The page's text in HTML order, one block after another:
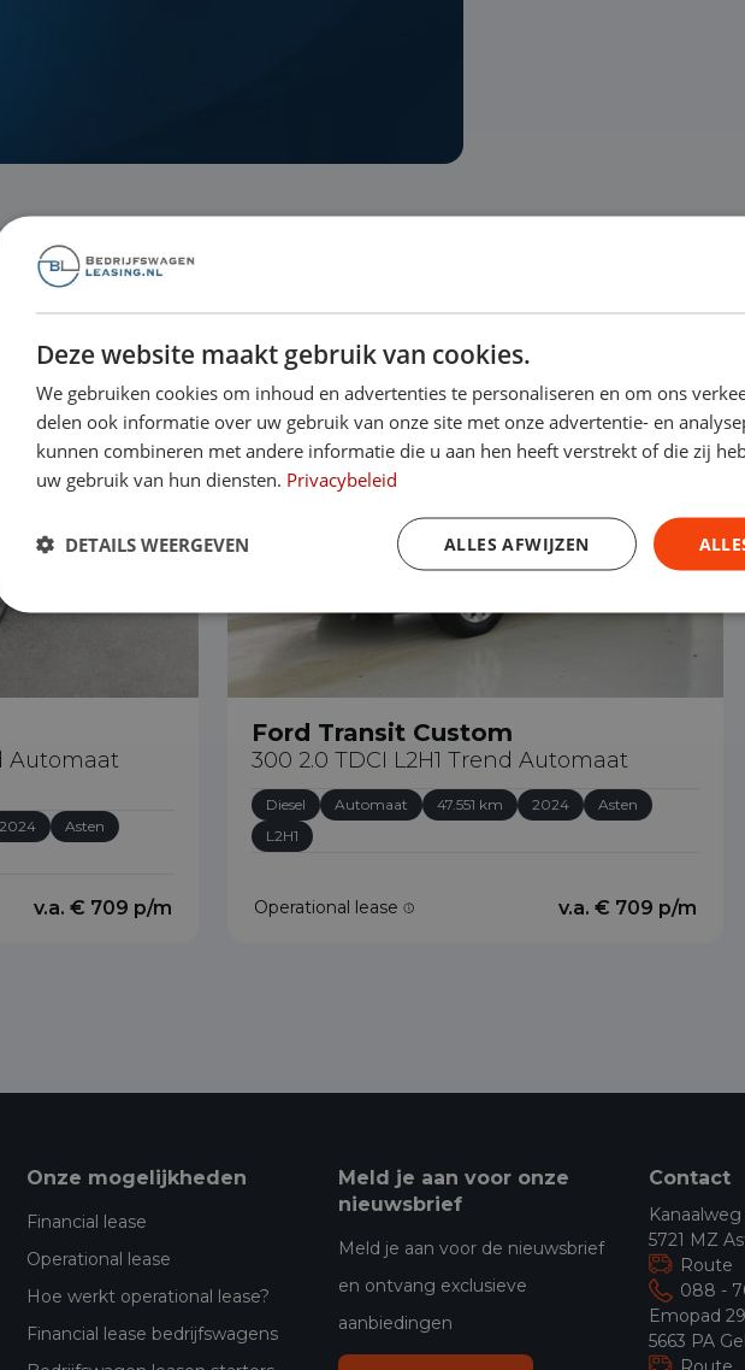
uit onze voorraad
Automaat
2024
Asten
v.a. € 709 p/m
€ 28.990
Ford Transit Custom
300 2.0 TDCI L2H1 Trend Automaat
Diesel Automaat 47.551 km 2024
Asten
L2H1
Operational lease v.a. € 709 p/m
Onze mogelijkheden
Financial lease
Operational lease
Hoe werkt operational lease?
Financial lease bedrijfswagens
Meld je aan voor onze
nieuwsbrief
Meld je aan voor de nieuwsbrief
en ontvang exclusieve
aanbiedingen
Contact
5721 MZ
Route
088 -
Emopad
5663 PA
Deze website maakt gebruik van cookies.
We gebruiken cookies om inhoud en advertenties te personaliseren en om ons
delen ook informatie over uw gebruik van onze site met onze advertentie- en
kunnen combineren met andere informatie die u aan hen heeft verstrekt of die zij
uw gebruik van hun diensten. Privacybeleid
ALLES AFWIJZEN
DETAILS WEERGEVEN